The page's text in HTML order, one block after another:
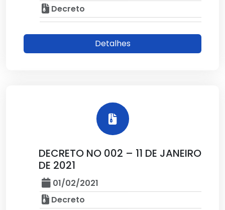
Decreto
Detalhes
DECRETO NO 002 – 11 DE JANEIRO
DE 2021
01/02/2021
Decreto